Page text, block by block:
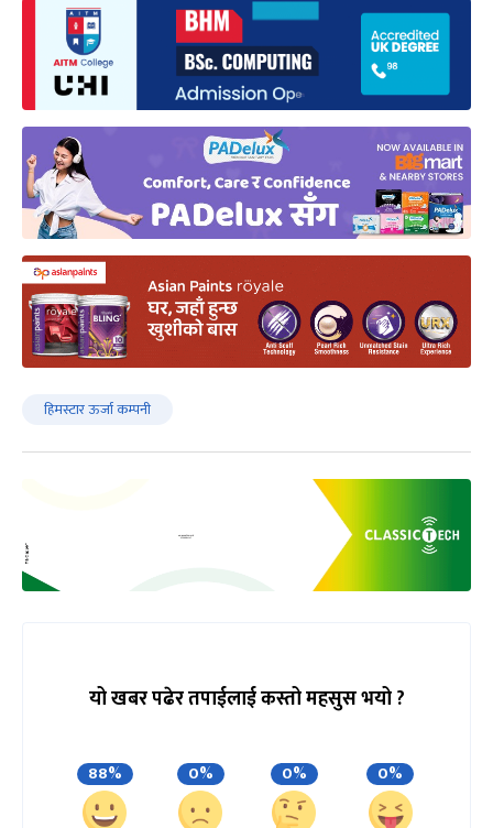
हिमस्टार ऊर्जा कम्पनी
यो खबर पढेर तपाईलाई कस्तो महसुस भयो ?
88% 0% 0% 0%